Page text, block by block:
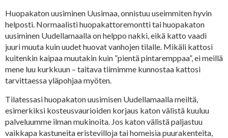
Huopakaton uusiminen Uusimaa, onnistuu useimmiten hyvin
helposti. Normaalisti huopakattoremontti tai huopakaton
uusiminen Uudellamaalla on helppo nakki, eikä katto vaadi
juuri muuta kuin uudet huovat vanhojen tilalle. Mikäli kattosi
kuitenkin kaipaa muutakin kuin ”pientä pintaremppaa”, ei meillä
mene luu kurkkuun – taitava tiimimme kunnostaa kattosi
tarvittaessa yläpohjaa myöten.
Tilatessasi huopakaton uusimisen Uudellamaalla meiltä,
esimerkiksi kosteusvaurioiden korjaus katon välistä kuuluu
palveluumme ilman mukinoita. Jos katon välistä paljastuu
vaikkapa kastuneita eristevilloja tai homeisia puurakenteita,